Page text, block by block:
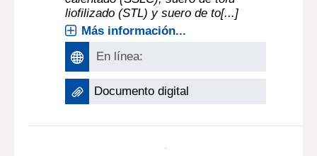
El objetivo fue analizar la capacidad
emulsionante de diferentes sueros de
soja como productos integrales. Se
ensayaron: suero de soja liofilizado
(SSL), suero de soja liofilizado y
calentado (SSLC), suero de tofu
liofilizado (STL) y suero de to[...]